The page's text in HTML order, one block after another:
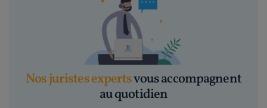
Nos juristes expertsvous accompagnent
au quotidien